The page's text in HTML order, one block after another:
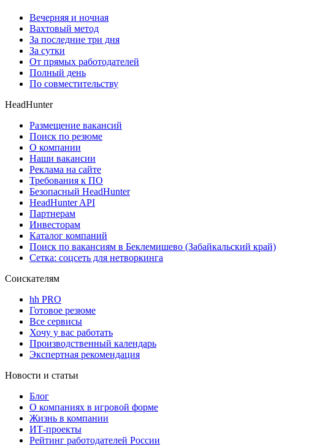
Вечерняя и ночная
Вахтовый метод
За последние три дня
За сутки
От прямых работодателей
Полный день
По совместительству
HeadHunter
Размещение вакансий
Поиск по резюме
О компании
Наши вакансии
Реклама на сайте
Требования к ПО
Безопасный HeadHunter
HeadHunter API
Партнерам
Инвесторам
Каталог компаний
Поиск по вакансиям в Беклемишево (Забайкальский край)
Сетка: соцсеть для нетворкинга
Соискателям
hh PRO
Готовое резюме
Все сервисы
Хочу у вас работать
Производственный календарь
Экспертная рекомендация
Новости и статьи
Блог
О компаниях в игровой форме
Жизнь в компании
ИТ-проекты
Рейтинг работодателей России